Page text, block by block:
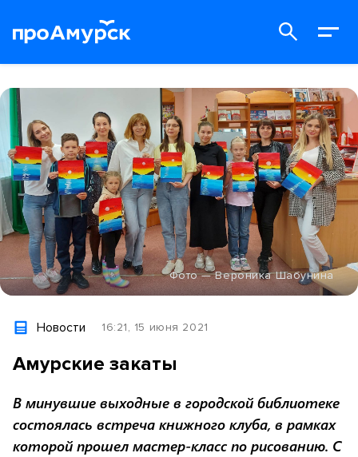
Фото — Вероника Шабунина
Новости 16:21, 15 июня 2021
Амурские закаты
В минувшие выходные в городской библиотеке
состоялась встреча книжного клуба, в рамках
которой прошел мастер-класс по рисованию. С